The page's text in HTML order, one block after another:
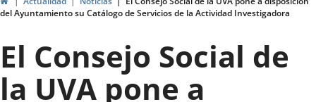
de
Valladolid
del Ayuntamiento su Catálogo de Servicios de la Actividad Investigadora
El Consejo Social de
la UVA pone a